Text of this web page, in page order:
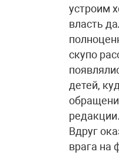
устроим
власть
скупо
детей,
Вдруг
врага на